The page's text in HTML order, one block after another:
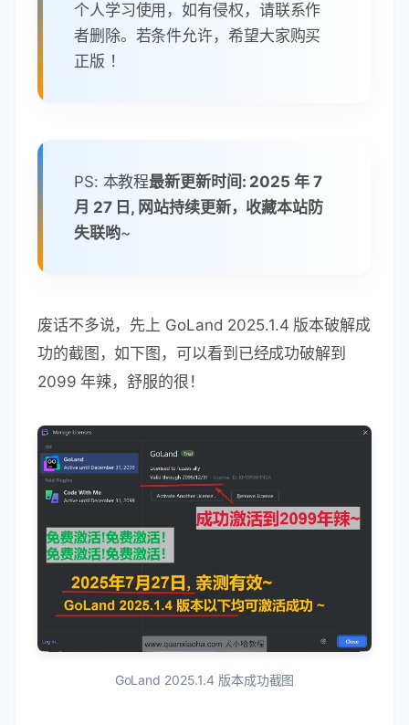
个人学习使用，如有侵权，请联系作
者删除。若条件允许，希望大家购买
正版 ！
PS: 本教程最新更新时间: 2025 年 7
月 27 日, 网站持续更新，收藏本站防
失联哟~
废话不多说，先上 GoLand 2025.1.4 版本破解成
功的截图，如下图，可以看到已经成功破解到
2099 年辣，舒服的很！
GoLand 2025.1.4 版本成功截图